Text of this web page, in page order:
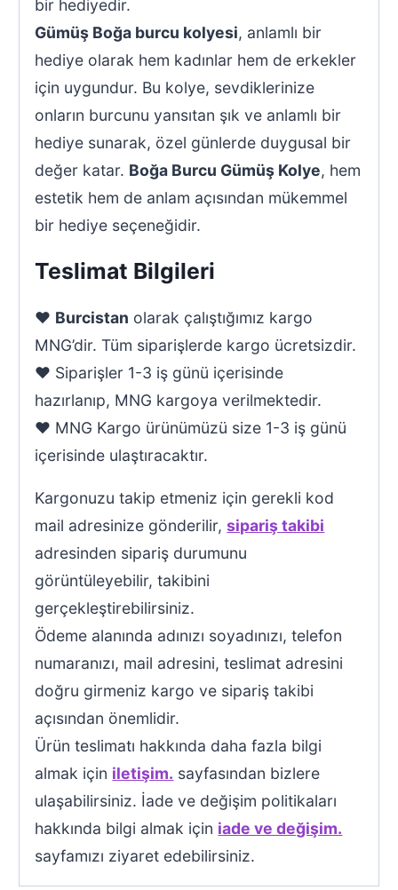
bir hediyedir.
Gümüş Boğa burcu kolyesi, anlamlı bir
hediye olarak hem kadınlar hem de erkekler
için uygundur. Bu kolye, sevdiklerinize
onların burcunu yansıtan şık ve anlamlı bir
hediye sunarak, özel günlerde duygusal bir
değer katar. Boğa Burcu Gümüş Kolye, hem
estetik hem de anlam açısından mükemmel
bir hediye seçeneğidir.
Teslimat Bilgileri
♥ Burcistan olarak çalıştığımız kargo
MNG’dir. Tüm siparişlerde kargo ücretsizdir.
♥ Siparişler 1-3 iş günü içerisinde
hazırlanıp, MNG kargoya verilmektedir.
♥ MNG Kargo ürünümüzü size 1-3 iş günü
içerisinde ulaştıracaktır.
Kargonuzu takip etmeniz için gerekli kod
mail adresinize gönderilir,sipariş takibi
adresinden sipariş durumunu
görüntüleyebilir, takibini
gerçekleştirebilirsiniz.
Ödeme alanında adınızı soyadınızı, telefon
numaranızı, mail adresini, teslimat adresini
doğru girmeniz kargo ve sipariş takibi
açısından önemlidir.
Ürün teslimatı hakkında daha fazla bilgi
almak için iletişim. sayfasından bizlere
ulaşabilirsiniz. İade ve değişim politikaları
hakkında bilgi almak için iade ve değişim.
sayfamızı ziyaret edebilirsiniz.